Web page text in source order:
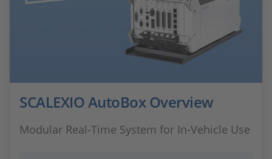
SCALEXIO AutoBox Overview
Modular Real-Time System for In-Vehicle Use